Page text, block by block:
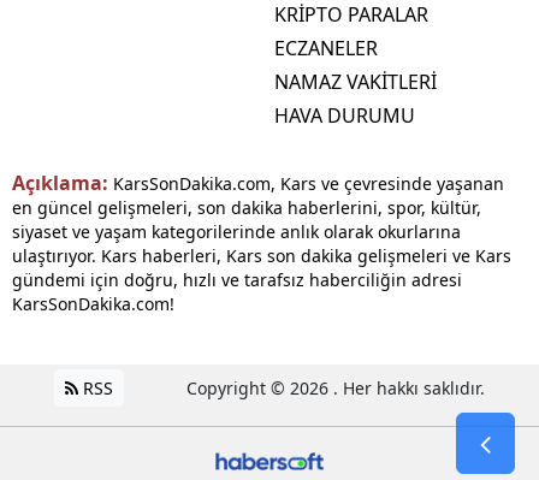
KRİPTO PARALAR
ECZANELER
NAMAZ VAKİTLERİ
HAVA DURUMU
Açıklama: KarsSonDakika.com, Kars ve çevresinde yaşanan
en güncel gelişmeleri, son dakika haberlerini, spor, kültür,
siyaset ve yaşam kategorilerinde anlık olarak okurlarına
ulaştırıyor. Kars haberleri, Kars son dakika gelişmeleri ve Kars
gündemi için doğru, hızlı ve tarafsız haberciliğin adresi
KarsSonDakika.com!
RSS Copyright © 2026 . Her hakkı saklıdır.